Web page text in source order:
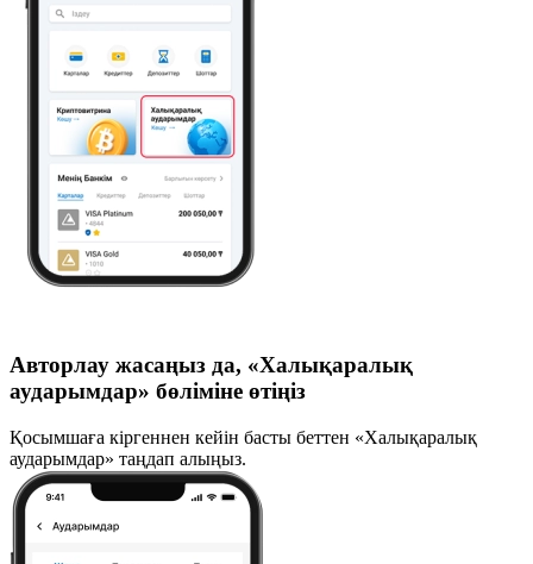
Авторлау жасаңыз да, «Халықаралық
аударымдар» бөліміне өтіңіз
Қосымшаға кіргеннен кейін басты беттен «Халықаралық
аударымдар» таңдап алыңыз.